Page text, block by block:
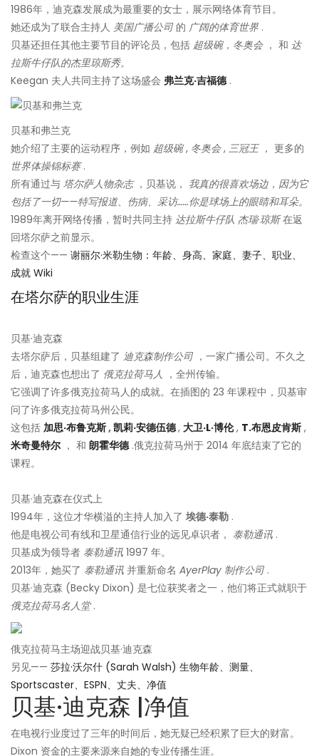
1986年，迪克森发展成为最重要的女士，展示网络体育节目。
她还成为了联合主持人 美国广播公司 的 广阔的体育世界 .
贝基还担任其他主要节目的评论员，包括 超级碗，冬奥会， 和 达
拉斯牛仔队的杰里琼斯秀。
Keegan 夫人共同主持了这场盛会 弗兰克·吉福德 .
贝基和弗兰克
她介绍了主要的运动程序，例如 超级碗 , 冬奥会 , 三冠王 ， 更多的
世界体操锦标赛 .
所有通过与 塔尔萨人物杂志 ，贝基说， 我真的很喜欢场边，因为它
包括了一切——特写报道、伤病、采访……你是球场上的眼睛和耳朵。
1989年离开网络传播，暂时共同主持 达拉斯牛仔队 杰瑞·琼斯 在返
回塔尔萨之前显示。
检查这个—— 谢丽尔·米勒生物：年龄、身高、家庭、妻子、职业、
成就 Wiki
在塔尔萨的职业生涯
贝基·迪克森
去塔尔萨后，贝基组建了 迪克森制作公司 ，一家广播公司。不久之
后，迪克森也想出了 俄克拉荷马人 ，全州传输。
它强调了许多俄克拉荷马人的成就。在插图的 23 年课程中，贝基审
问了许多俄克拉荷马州公民。
这包括 加思·布鲁克斯,凯莉·安德伍德, 大卫·L·博伦 , T.布恩皮肯斯 ,
米奇曼特尔 ， 和 朗霍华德 .俄克拉荷马州于 2014 年底结束了它的
课程。
贝基·迪克森在仪式上
1994年，这位才华横溢的主持人加入了 埃德·泰勒 .
他是电视公司有线和卫星通信行业的远见卓识者， 泰勒通讯 .
贝基成为领导者 泰勒通讯 1997 年。
2013年，她买了 泰勒通讯 并重新命名 AyerPlay 制作公司 .
贝基·迪克森 (Becky Dixon) 是七位获奖者之一，他们将正式就职于
俄克拉荷马名人堂 .
俄克拉荷马主场迎战贝基·迪克森
另见—— 莎拉·沃尔什 (Sarah Walsh) 生物年龄、测量、
Sportscaster、ESPN、丈夫、净值
贝基·迪克森 |净值
在电视行业度过了三年的时间后，她无疑已经积累了巨大的财富。
Dixon 资金的主要来源来自她的专业传播生涯。